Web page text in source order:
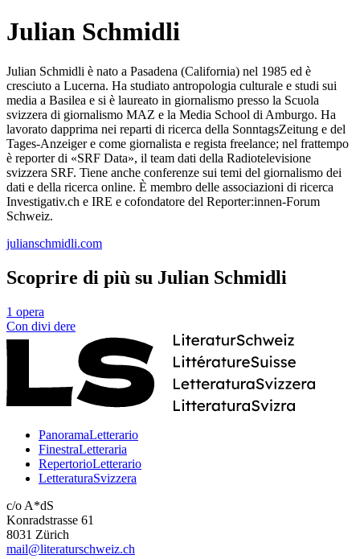
Julian Schmidli
Julian Schmidli è nato a Pasadena (California) nel 1985 ed è
cresciuto a Lucerna. Ha studiato antropologia culturale e studi sui
media a Basilea e si è laureato in giornalismo presso la Scuola
svizzera di giornalismo MAZ e la Media School di Amburgo. Ha
lavorato dapprima nei reparti di ricerca della SonntagsZeitung e del
Tages-Anzeiger e come giornalista e regista freelance; nel frattempo
è reporter di «SRF Data», il team dati della Radiotelevisione
svizzera SRF. Tiene anche conferenze sui temi del giornalismo dei
dati e della ricerca online. È membro delle associazioni di ricerca
Investigativ.ch e IRE e cofondatore del Reporter:innen-Forum
Schweiz.
julianschmidli.com
Scoprire di più su Julian Schmidli
1 opera
Con divi dere
PanoramaLetterario
FinestraLetteraria
RepertorioLetterario
LetteraturaSvizzera
c/o A*dS
Konradstrasse 61
8031 Zürich
mail@literaturschweiz.ch